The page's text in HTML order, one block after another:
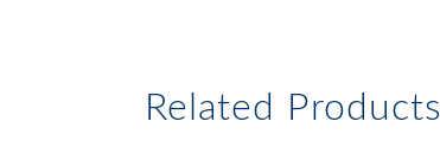
Related Products